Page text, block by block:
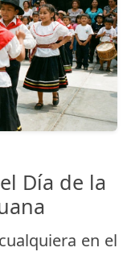
Día de la
en el